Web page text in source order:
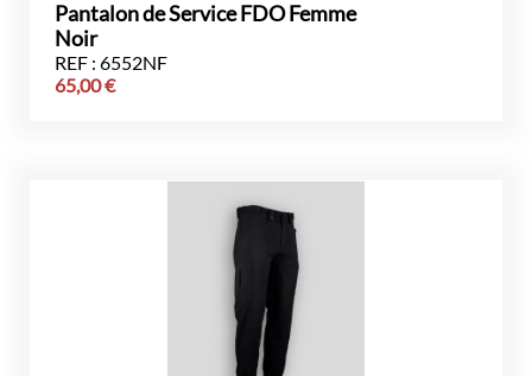
Pantalon de Service FDO Femme
Noir
REF : 6552NF
65,00€